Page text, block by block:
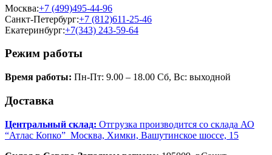
Москва:+7 (499)495-44-96
Санкт-Петербург:+7 (812)611-25-46
Екатеринбург:+7(343) 243-59-64
Режим работы
Время работы: Пн-Пт: 9.00 – 18.00 Сб, Вс: выходной
Доставка
Центральный склад: Отгрузка производится со склада АО
“Атлас Копко” Москва, Химки, Вашутинское шоссе, 15